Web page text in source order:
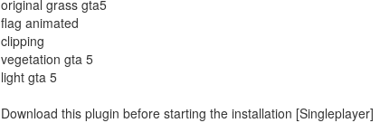
original grass gta5
flag animated
clipping
vegetation gta 5
light gta 5
Download this plugin before starting the installation [Singleplayer]